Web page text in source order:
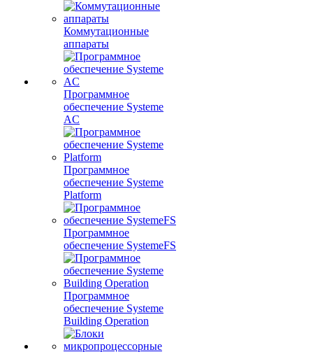
Коммутационные
аппараты
Программное
обеспечение Systeme
AC
Программное
обеспечение Systeme
Platform
Программное
обеспечение SystemeFS
Программное
обеспечение Systeme
Building Operation